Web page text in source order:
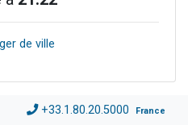
de ville
+33.1.80.20.5000 France